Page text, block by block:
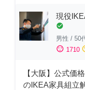
現役
check_circle
男性 / 50
sentiment_satisfied 1710
【大阪】公式価
のIKEA家具組立